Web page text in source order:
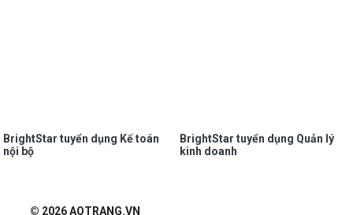
BrightStar tuyển dụng Kế toán
nội bộ
BrightStar tuyển dụng Quản lý
kinh doanh
© 2026 AOTRANG.VN